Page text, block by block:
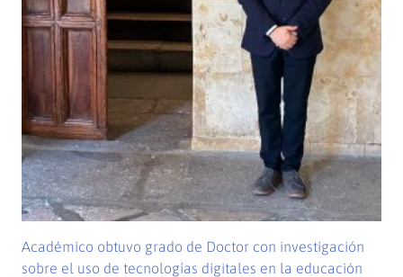
Académico obtuvo grado de Doctor con investigación
sobre el uso de tecnologías digitales en la educación